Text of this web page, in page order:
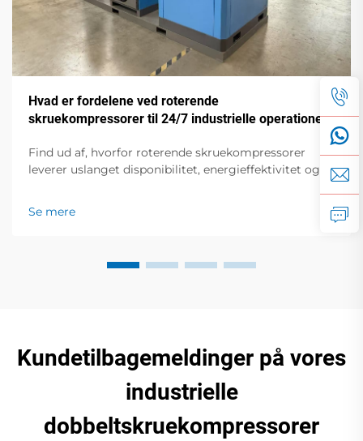
Hvad er fordelene ved roterende
skruekompressorer til 24/7 industrielle operationer?
Find ud af, hvorfor roterende skruekompressorer
leverer uslanget disponibilitet, energieffektivitet og
Se mere
Kundetilbagemeldinger på vores
industrielle
dobbeltskruekompressorer